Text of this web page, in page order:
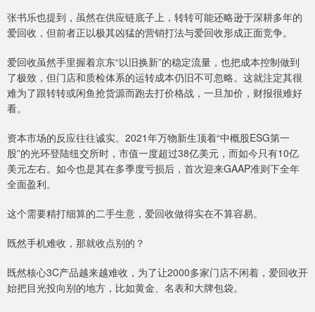
张书乐也提到，虽然在供应链底子上，转转可能还略逊于深耕多年的
爱回收，但前者正以极其凶猛的营销打法与爱回收形成正面竞争。
爱回收虽然手里握着京东“以旧换新”的稳定流量，也把成本控制做到
了极致，但门店和质检体系的运转成本仍旧不可忽略。这就注定其很
难为了跟转转或闲鱼抢货源而跑去打价格战，一旦加价，财报很难好
看。
资本市场的反应往往诚实。2021年万物新生顶着“中概股ESG第一
股”的光环登陆纽交所时，市值一度超过38亿美元，而如今只有10亿
美元左右。如今也是其在多季度亏损后，首次迎来GAAP准则下全年
全面盈利。
这个需要精打细算的二手生意，爱回收做得实在不算容易。
既然手机难收，那就收点别的？
既然核心3C产品越来越难收，为了让2000多家门店不闲着，爱回收开
始把目光投向别的地方，比如黄金、名表和大牌包袋。